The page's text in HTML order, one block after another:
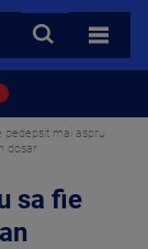
CAUTA
TOATE
pedepsit mai aspru
dosar
sa fie